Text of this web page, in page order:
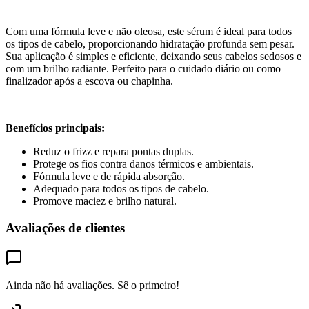
Com uma fórmula leve e não oleosa, este sérum é ideal para todos
os tipos de cabelo, proporcionando hidratação profunda sem pesar.
Sua aplicação é simples e eficiente, deixando seus cabelos sedosos e
com um brilho radiante. Perfeito para o cuidado diário ou como
finalizador após a escova ou chapinha.
Benefícios principais:
Reduz o frizz e repara pontas duplas.
Protege os fios contra danos térmicos e ambientais.
Fórmula leve e de rápida absorção.
Adequado para todos os tipos de cabelo.
Promove maciez e brilho natural.
Avaliações de clientes
Ainda não há avaliações. Sê o primeiro!